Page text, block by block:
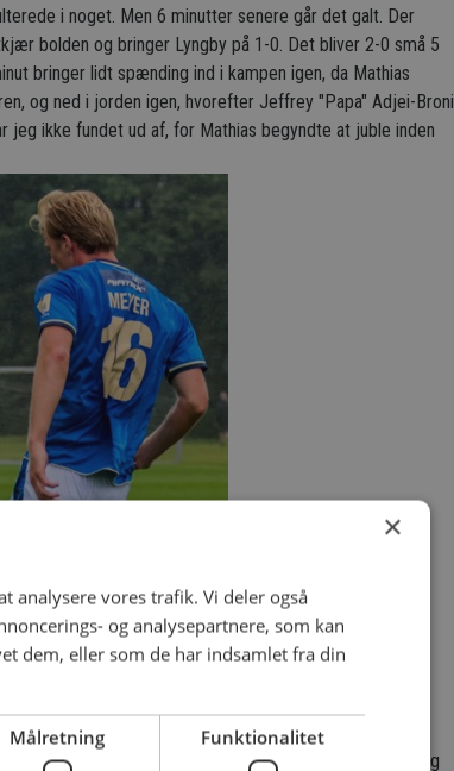
i noget. Men 6 minutter senere går det galt. Der
bolden og bringer Lyngby på 1-0. Det bliver 2-0 små 5
bringer lidt spænding ind i kampen igen, da Mathias
og ned i jorden igen, hvorefter Jeffrey "Papa" Adjei-Broni
ikke fundet ud af, for Mathias begyndte at juble inden
for Nicolaj Jungvig. De første 20 minutter af 2. halvleg
×
analysere vores trafik. Vi deler også
og analysepartnere, som kan
dem, eller som de har indsamlet fra din
Målretning Funktionalitet